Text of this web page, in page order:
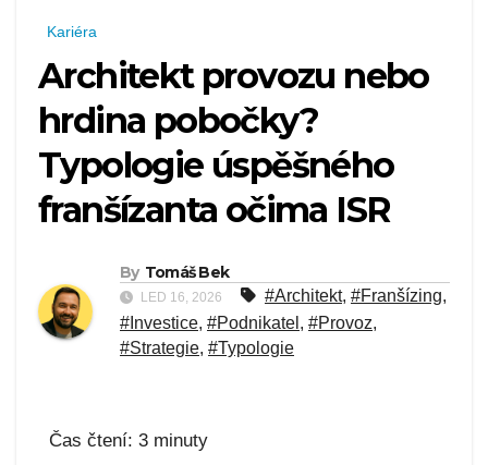
Kariéra
Architekt provozu nebo
hrdina pobočky?
Typologie úspěšného
franšízanta očima ISR
By Tomáš Bek
LED 16, 2026 #Architekt, #Franšízing,
#Investice, #Podnikatel , #Provoz,
#Strategie, #Typologie
Čas čtení: 3 minuty